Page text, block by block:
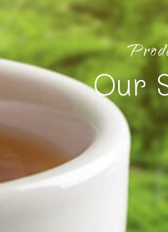
ายดี
Our